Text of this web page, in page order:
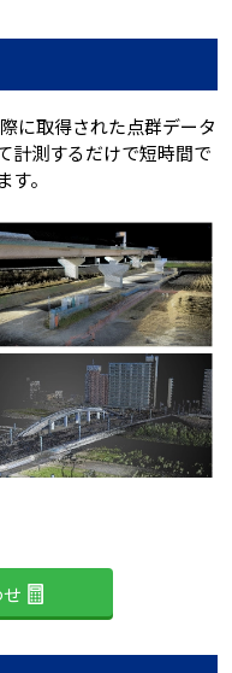
に取得された点群データ
計測するだけで短時間で
。